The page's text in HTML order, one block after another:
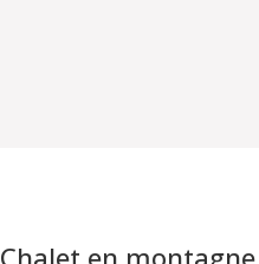
Chalet en montagne